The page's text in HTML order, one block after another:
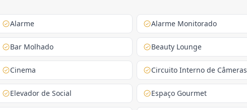
Alarme Alarme Monitorado
Bar Molhado Beauty Lounge
Cinema Circuito Interno de Câmeras
Elevador de Social Espaço Gourmet